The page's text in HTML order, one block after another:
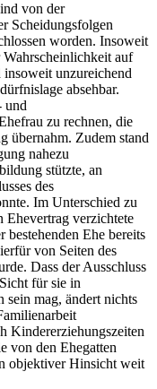
von der
Scheidungsfolgen
worden. Insoweit
Wahrscheinlichkeit auf
insoweit unzureichend
absehbar.
und
zu rechnen, die
übernahm. Zudem stand
nahezu
stützte, an
des
Im Unterschied zu
Ehevertrag verzichtete
Ehe bereits
von Seiten des
Dass der Ausschluss
für sie in
sein mag, ändert nichts
Kindererziehungszeiten
von den Ehegatten
objektiver Hinsicht weit